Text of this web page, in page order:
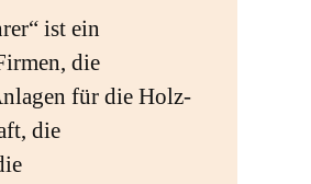
ist ein
die
für die Holz-
die